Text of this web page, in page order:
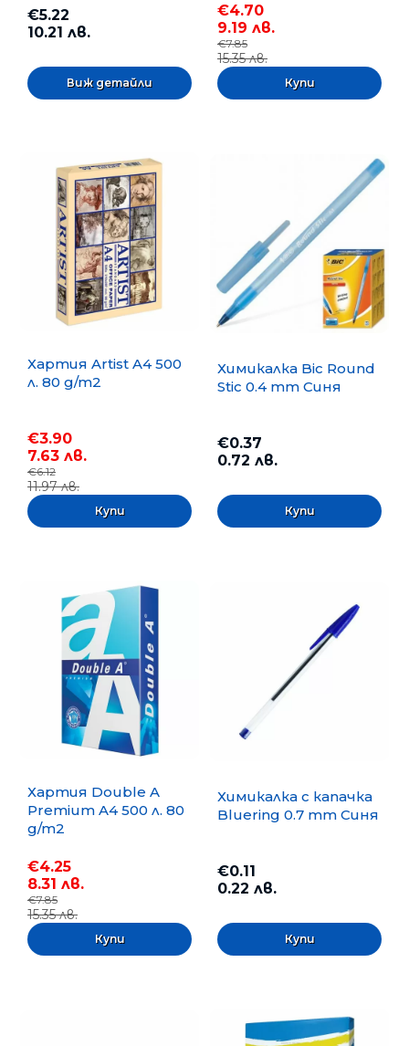
€5.22
10.21 лв.
Виж детайли
€4.70
9.19 лв.
€7.85
15.35 лв.
Хартия Artist A4 500
л. 80 g/m2
€3.90
7.63 лв.
€6.12
11.97 лв.
Химикалка Bic Round
Stic 0.4 mm Синя
€0.37
0.72 лв.
Хартия Double A
Premium A4 500 л. 80
g/m2
€4.25
8.31 лв.
€7.85
15.35 лв.
Химикалка с капачка
Bluering 0.7 mm Синя
€0.11
0.22 лв.